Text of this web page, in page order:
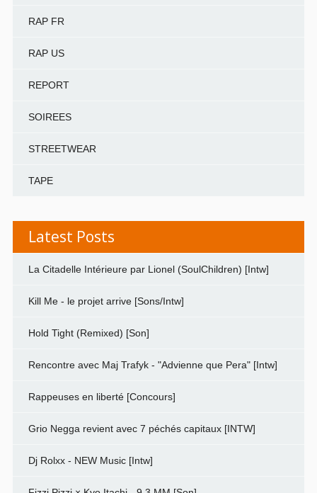
RAP FR
RAP US
REPORT
SOIREES
STREETWEAR
TAPE
Latest Posts
La Citadelle Intérieure par Lionel (SoulChildren) [Intw]
Kill Me - le projet arrive [Sons/Intw]
Hold Tight (Remixed) [Son]
Rencontre avec Maj Trafyk - "Advienne que Pera" [Intw]
Rappeuses en liberté [Concours]
Grio Negga revient avec 7 péchés capitaux [INTW]
Dj Rolxx - NEW Music [Intw]